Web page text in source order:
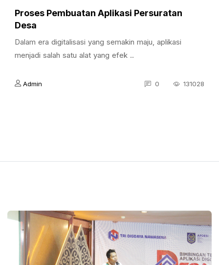
Proses Pembuatan Aplikasi Persuratan
Desa
Dalam era digitalisasi yang semakin maju, aplikasi
menjadi salah satu alat yang efek ..
Admin 0 131028